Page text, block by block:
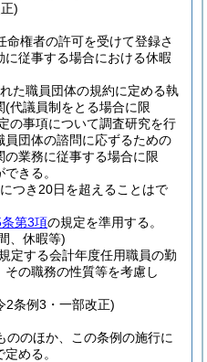
)
命権者の許可を受けて登録さ
従事する場合における休暇
た職員団体の規約に定める執
(代議員制をとる場合に限
の事項について調査研究を行
団体の諮問に応ずるための
業務に従事する場合に限
きる。
つき20日を超えることはで
第3項の規定を準用する。
、休暇等)
定する会計年度任用職員の勤
の職務の性質等を考慮し
2条例3・一部改正)
ののほか、この条例の施行に
める。